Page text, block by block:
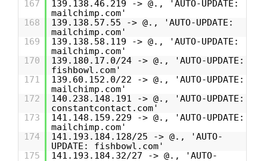
167
139.138.46.219 -> @., 'AUTO-UPDATE:
mailchimp.com'
168
139.138.57.55 -> @., 'AUTO-UPDATE:
mailchimp.com'
169
139.138.58.119 -> @., 'AUTO-UPDATE:
mailchimp.com'
170
139.180.17.0/24 -> @., 'AUTO-UPDATE:
fishbowl.com'
171
139.60.152.0/22 -> @., 'AUTO-UPDATE:
mailchimp.com'
172
140.238.148.191 -> @., 'AUTO-UPDATE:
constantcontact.com'
173
141.148.159.229 -> @., 'AUTO-UPDATE:
mailchimp.com'
174
141.193.184.128/25 -> @., 'AUTO-
UPDATE: fishbowl.com'
175
141.193.184.32/27 -> @., 'AUTO-